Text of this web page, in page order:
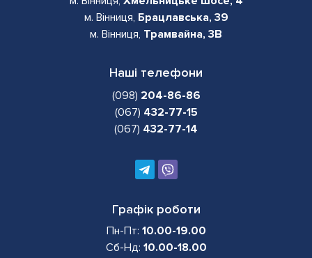
м. Вінниця, Брацлавська, 39
м. Вінниця, Трамвайна, 3В
Наші телефони
(098) 204-86-86
(067) 432-77-15
(067) 432-77-14
Графік роботи
Пн-Пт: 10.00-19.00
Сб-Нд: 10.00-18.00